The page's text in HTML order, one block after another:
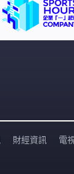
財經資訊 電